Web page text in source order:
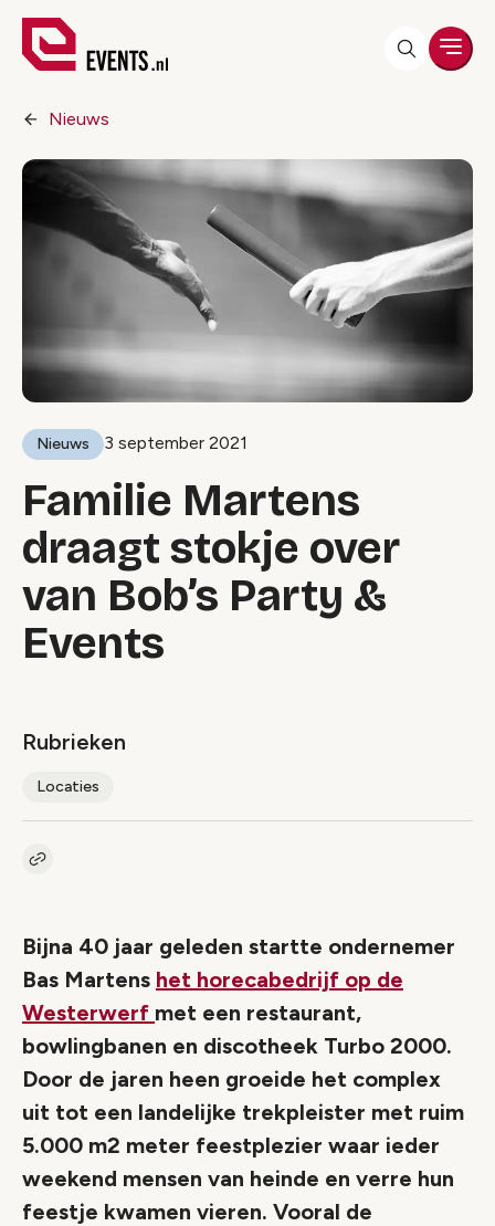
Nieuws
Nieuws 3 september 2021
Familie Martens
draagt stokje over
van Bob’s Party &
Events
Rubrieken
Locaties
Kopieer link naar artikel
Bijna 40 jaar geleden startte ondernemer
Bas Martens het horecabedrijf op de
Westerwerf met een restaurant,
bowlingbanen en discotheek Turbo 2000.
Door de jaren heen groeide het complex
uit tot een landelijke trekpleister met ruim
5.000 m2 meter feestplezier waar ieder
weekend mensen van heinde en verre hun
feestje kwamen vieren. Vooral de